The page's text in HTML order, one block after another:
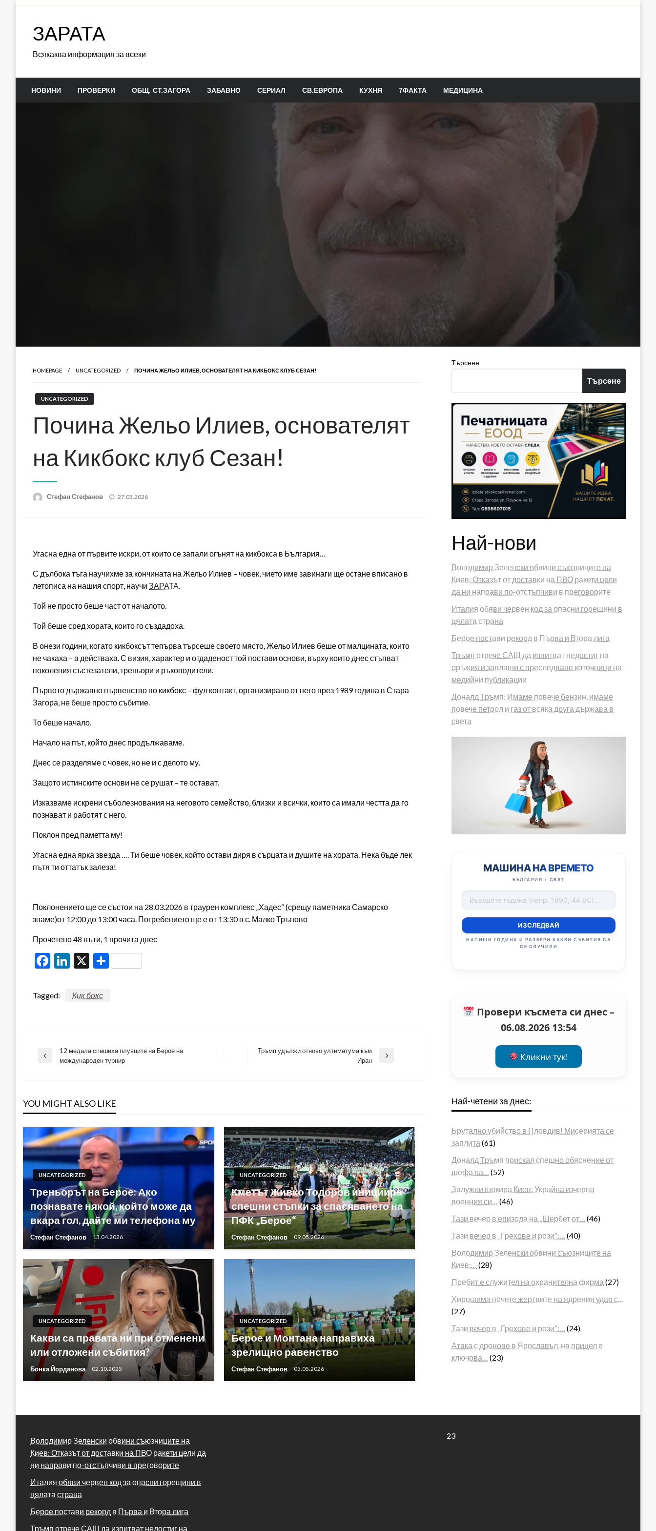
ЗАРАТА
Всякаква информация за всеки
НОВИНИ ПРОВЕРКИ ОБЩ. СТ.ЗАГОРА ЗАБАВНО СЕРИАЛ СВ.ЕВРОПА КУХНЯ 7ФАКТА МЕДИЦИНА
HOMEPAGE UNCATEGORIZED ПОЧИНА ЖЕЛЬО ИЛИЕВ, ОСНОВАТЕЛЯТ НА КИКБОКС КЛУБ СЕЗАН!
UNCATEGORIZED
Почина Жельо Илиев, основателят
на Кикбокс клуб Сезан!
Стефан Стефанов
Posted
27.03.2026
Угасна една от първите искри, от които се запали огънят на кикбокса в България…
С дълбока тъга научихме за кончината на Жельо Илиев – човек, чието име завинаги ще остане вписано в
летописа на нашия спорт, научи ЗАРАТА.
Той не просто беше част от началото.
Той беше сред хората, които го създадоха.
В онези години, когато кикбоксът тепърва търсеше своето място, Жельо Илиев беше от малцината, които
не чакаха – а действаха. С визия, характер и отдаденост той постави основи, върху които днес стъпват
поколения състезатели, треньори и ръководители.
Първото държавно първенство по кикбокс – фул контакт, организирано от него през 1989 година в Стара
Загора, не беше просто събитие.
То беше начало.
Начало на път, който днес продължаваме.
Днес се разделяме с човек, но не и с делото му.
Защото истинските основи не се рушат – те остават.
Изказваме искрени съболезнования на неговото семейство, близки и всички, които са имали честта да го
познават и работят с него.
Поклон пред паметта му!
Угасна една ярка звезда …. Ти беше човек, който остави диря в сърцата и душите на хората. Нека бъде лек
пътя ти оттатък залеза!
Поклонението ще се състои на 28.03.2026 в траурен комплекс „Хадес“ (срещу паметника Самарско
знаме)от 12:00 до 13:00 часа. Погребението ще е от 13:30 в с. Малко Тръново
Прочетено 48 пъти, 1 прочита днес
Facebook
LinkedIn
X Share
Tagged: Кик бокс
Навигация
Previous
12 медала спешиха плувците на Берое на
международен турнир
Тръмп удължи отново ултиматума към
Иран
YOU MIGHT ALSO LIKE
UNCATEGORIZED
Треньорът на Берое: Ако
познавате някой, който може да
вкара гол, дайте ми телефона му
Стефан Стефанов 13.04.2026
UNCATEGORIZED
Кметът Живко Тодоров инициира
спешни стъпки за спасяването на
ПФК „Берое“
Стефан Стефанов 09.05.2026
UNCATEGORIZED
Какви са правата ни при отменени
или отложени събития?
Бонка Йорданова 02.10.2025
UNCATEGORIZED
Берое и Монтана направиха
зрелищно равенство
Стефан Стефанов 05.05.2026
Търсене
Търсене
Най-нови
Володимир Зеленски обвини съюзниците на
Киев: Отказът от доставки на ПВО ракети цели
да ни направи по-отстъпчиви в преговорите
Италия обяви червен код за опасни горещини в
цялата страна
Берое постави рекорд в Първа и Втора лига
Тръмп отрече САЩ да изпитват недостиг на
оръжия и заплаши с преследване източници на
медийни публикации
Доналд Тръмп: Имаме повече бензин, имаме
повече петрол и газ от всяка друга държава в
света
МАШИНА НА ВРЕМЕТО
БЪЛГАРИЯ + СВЯТ
ИЗСЛЕДВАЙ
НАПИШИ ГОДИНА И РАЗБЕРИ КАКВИ СЪБИТИЯ СА
СЕ СЛУЧИЛИ
Провери късмета си днес –
06.08.2026 13:54
Кликни тук!
Най-четени за днес:
Брутално убийство в Пловдив! Мисерията се
заплита (61)
Доналд Тръмп поискал спешно обяснение от
шефа на…
(52)
Залужни шокира Киев: Украйна изчерпа
военния си…
(46)
Тази вечер в епизода на „Шербет от…
(46)
Тази вечер в „Грехове и рози“:…
(40)
Володимир Зеленски обвини съюзниците на
Киев:…
(28)
Пребит е служител на охранителна фирма (27)
Хирошима почете жертвите на ядрения удар с…
(27)
Тази вечер в „Грехове и рози“:…
(24)
Атака с дронове в Ярославъл, на прицел е
ключова…
(23)
Володимир Зеленски обвини съюзниците на
Киев: Отказът от доставки на ПВО ракети цели да
ни направи по-отстъпчиви в преговорите
Италия обяви червен код за опасни горещини в
цялата страна
Берое постави рекорд в Първа и Втора лига
Тръмп отрече САЩ да изпитват недостиг на
23